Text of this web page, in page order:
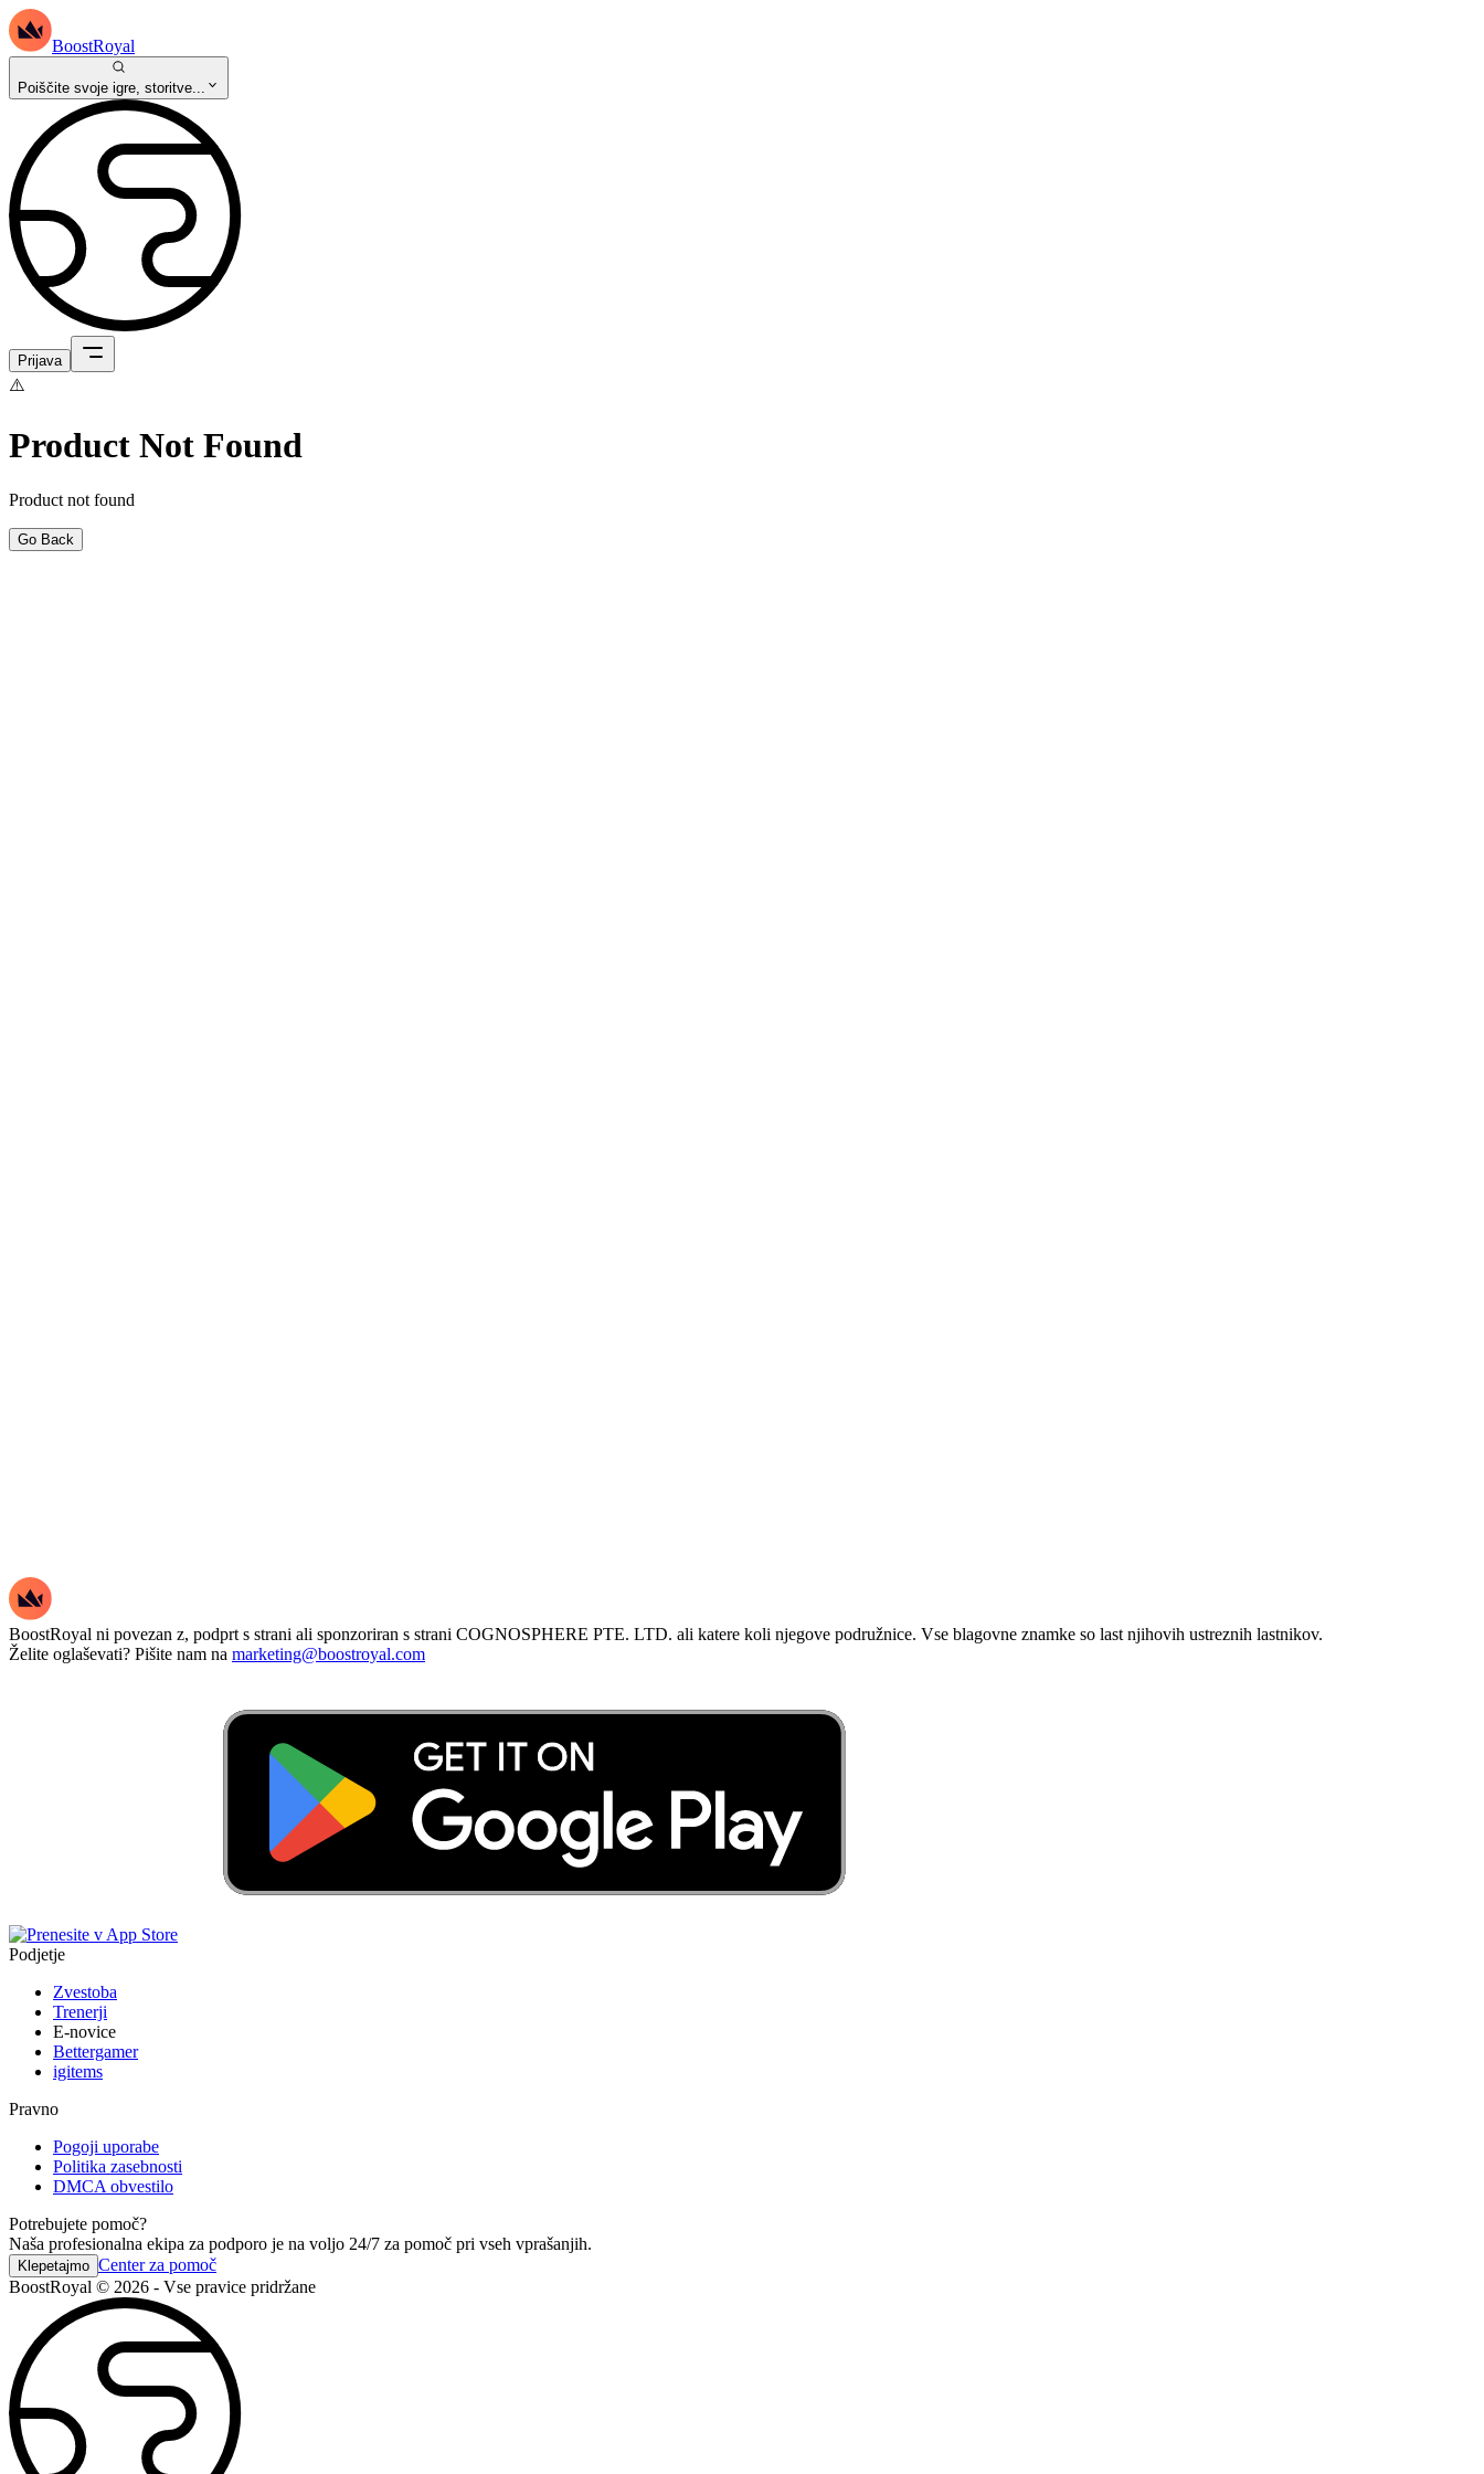
BoostRoyal
Poiščite svoje igre, storitve...
Prijava
⚠️
Product Not Found
Product not found
Go Back
BoostRoyal ni povezan z, podprt s strani ali sponzoriran s strani COGNOSPHERE PTE. LTD. ali katere koli njegove podružnice. Vse blagovne znamke so last njihovih ustreznih lastnikov.
Želite oglaševati? Pišite nam na marketing@boostroyal.com
Podjetje
Zvestoba
Trenerji
E-novice
Bettergamer
igitems
Pravno
Pogoji uporabe
Politika zasebnosti
DMCA obvestilo
Potrebujete pomoč?
Naša profesionalna ekipa za podporo je na voljo 24/7 za pomoč pri vseh vprašanjih.
Klepetajmo Center za pomoč
BoostRoyal © 2026 - Vse pravice pridržane